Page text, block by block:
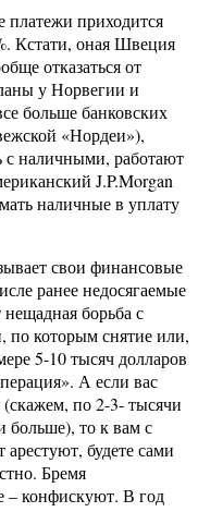
приходится
Кстати, оная Швеция
отказаться от
у Норвегии и
больше банковских
«Нордеи»),
с наличными, работают
J.P.Morgan
наличные в уплату
свои финансовые
ранее недосягаемые
борьба с
по которым снятие или,
5-10 тысяч долларов
А если вас
по 2-3- тысячи
больше), то к вам с
будете сами
Бремя
– конфискуют. В год